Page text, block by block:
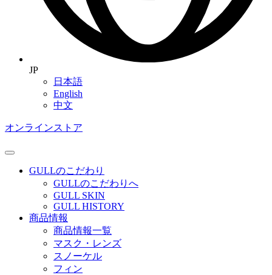
JP
日本語
English
中文
オンラインストア
GULLのこだわり
GULLのこだわりへ
GULL SKIN
GULL HISTORY
商品情報
商品情報一覧
マスク・レンズ
スノーケル
フィン